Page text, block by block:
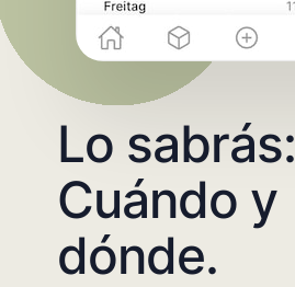
Lo sabrás:
Cuándo y
dónde.